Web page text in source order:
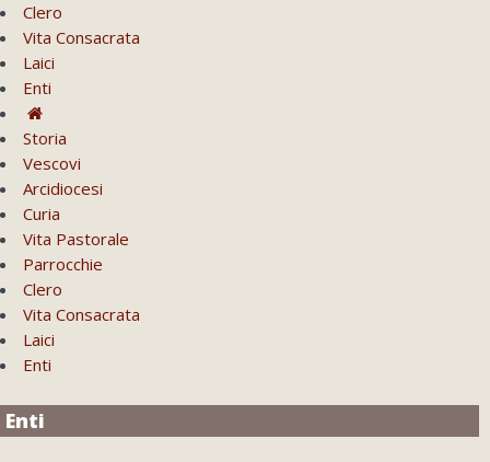
Clero
Vita Consacrata
Laici
Enti
Storia
Vescovi
Arcidiocesi
Curia
Vita Pastorale
Parrocchie
Clero
Vita Consacrata
Laici
Enti
Enti